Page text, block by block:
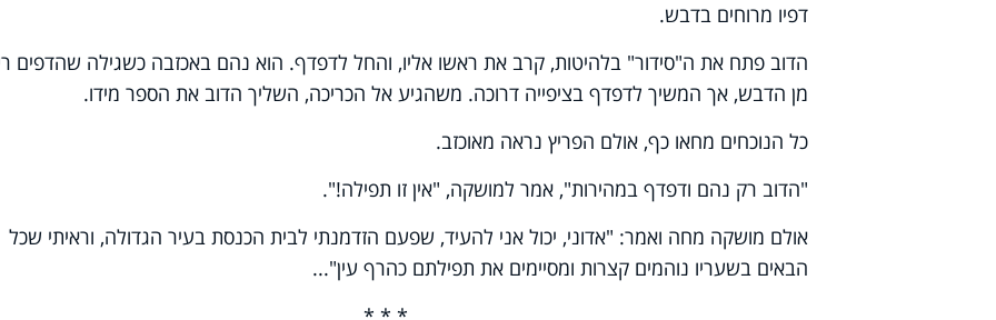
דפיו מרוחים בדבש.
הדוב פתח את ה"סידור" בלהיטות, קרב את ראשו אליו, והחל לדפדף. הוא נהם באכזבה כשגילה שהדפים
מן הדבש, אך המשיך לדפדף בציפייה דרוכה. משהגיע אל הכריכה, השליך הדוב את הספר מידו.
כל הנוכחים מחאו כף, אולם הפריץ נראה מאוכזב.
"הדוב רק נהם ודפדף במהירות", אמר למושקה, "אין זו תפילה!".
אולם מושקה מחה ואמר: "אדוני, יכול אני להעיד, שפעם הזדמנתי לבית הכנסת בעיר הגדולה, וראיתי שכל
הבאים בשעריו נוהמים קצרות ומסיימים את תפילתם כהרף עין"...